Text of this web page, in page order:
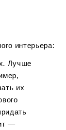
интерьера:
Лучше
их
―